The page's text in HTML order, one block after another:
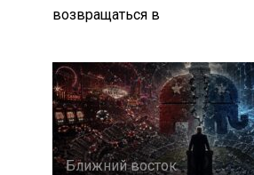
возвращаться в
Ближний восток